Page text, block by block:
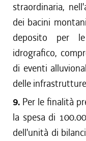
straordinaria,
dei bacini
deposito per
idrografico,
di eventi
delle
9. Per le finalità
la spesa di
dell'unità di